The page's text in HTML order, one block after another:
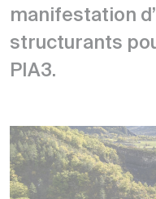
manifestation
structurants
PIA3.